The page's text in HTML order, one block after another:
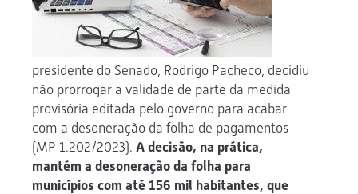
presidente do Senado, Rodrigo Pacheco, decidiu
não prorrogar a validade de parte da medida
provisória editada pelo governo para acabar
com a desoneração da folha de pagamentos
(MP 1.202/2023). A decisão, na prática,
mantém a desoneração da folha para
municípios com até 156 mil habitantes, que